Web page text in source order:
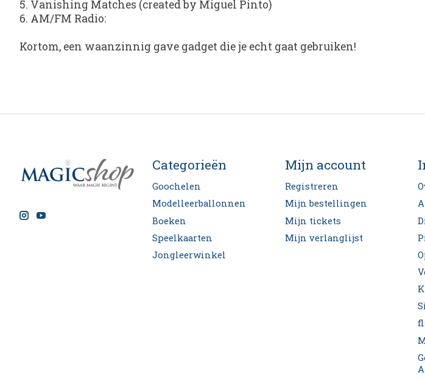
5. Vanishing Matches (created by Miguel Pinto)
6. AM/FM Radio:
Kortom, een waanzinnig gave gadget die je echt gaat gebruiken!
Categorieën
Goochelen
Modelleerballonnen
Boeken
Speelkaarten
Jongleerwinkel
Mijn account
Registreren
Mijn bestellingen
Mijn tickets
Mijn verlanglijst